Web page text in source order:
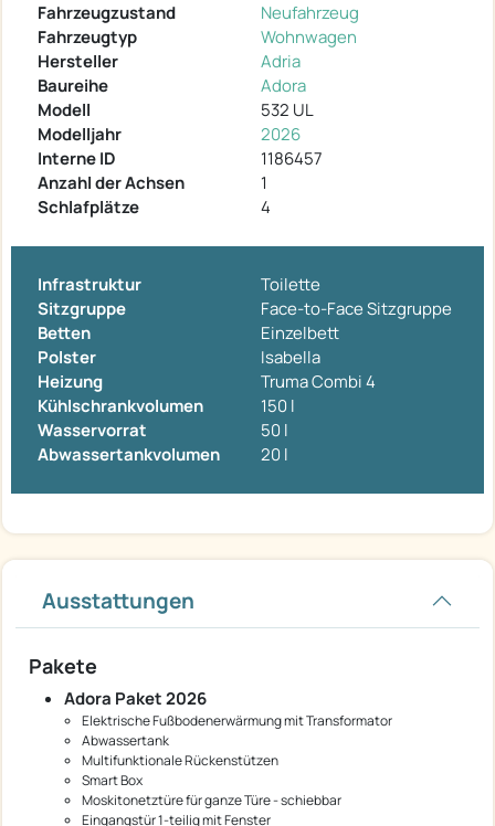
Fahrzeugzustand
Neufahrzeug
Fahrzeugtyp
Wohnwagen
Hersteller
Adria
Baureihe
Adora
Modell
532 UL
Modelljahr
2026
Interne ID
1186457
Anzahl der Achsen
1
Schlafplätze
4
Infrastruktur
Toilette
Sitzgruppe
Face-to-Face Sitzgruppe
Betten
Einzelbett
Polster
Isabella
Heizung
Truma Combi 4
Kühlschrankvolumen
150 l
Wasservorrat
50 l
Abwassertankvolumen
20 l
Ausstattungen
Pakete
Adora Paket 2026
Elektrische Fußbodenerwärmung mit Transformator
Abwassertank
Multifunktionale Rückenstützen
Smart Box
Moskitonetztüre für ganze Türe - schiebbar
Eingangstür 1-teilig mit Fenster